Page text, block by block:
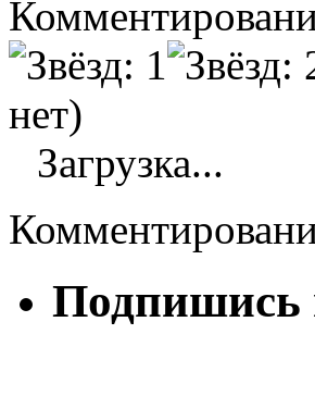
нет)
Загрузка...
Подпишись